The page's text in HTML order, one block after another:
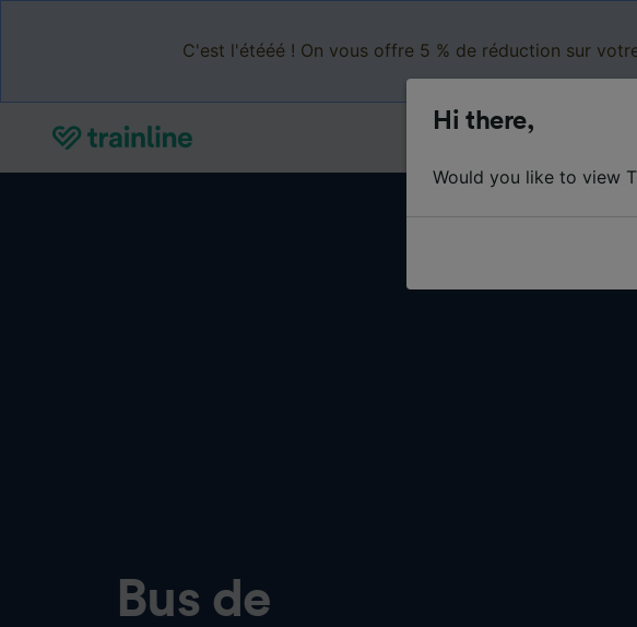
C'est l'étééé ! On vous offre 5 % de réduction sur
Bus de
Hi there,
Would you like to view